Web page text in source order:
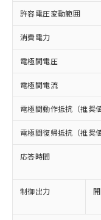
許容電圧変動範囲
消費電力
電極間電圧
電極間電流
電極間動作抵抗（推奨値
電極間復帰抵抗（推奨値
応答時間
制御出力
ご利用
以下の条件
※1 対応状況
対応済み
非含有に対
す。
対応予定：
有に対応し
対応予定な
非含有に非